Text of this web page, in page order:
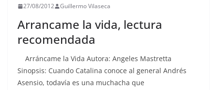
27/08/2012 Guillermo Vilaseca
Arrancame la vida, lectura
recomendada
Arráncame la Vida Autora: Angeles Mastretta
Sinopsis: Cuando Catalina conoce al general Andrés
Asensio, todavía es una muchacha que